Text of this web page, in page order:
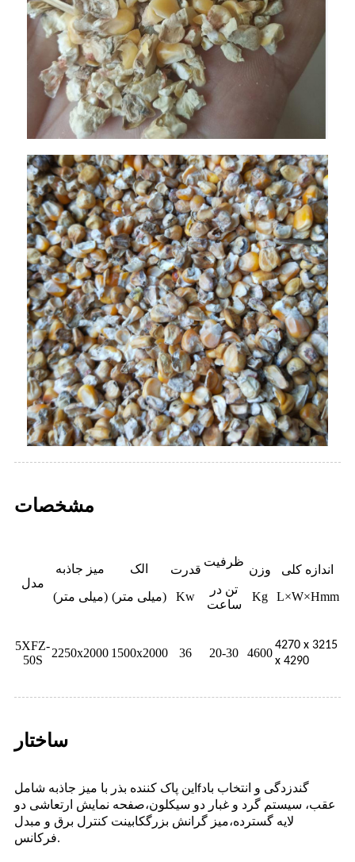
مشخصات
مدل
میز جاذبه
(میلی متر)
الک
(میلی متر)
قدرت
Kw
ظرفیت
تن در
ساعت
وزن
Kg
اندازه کلی
L×W×Hmm
5XFZ-
50S
2250x2000 1500x2000 36 20-30 4600
4270 x 3215
x 4290
ساختار
این پاک کننده بذر با میز جاذبه شامل fگندزدگی و انتخاب باد
عقب، سیستم گرد و غبار دو سیکلون،صفحه نمایش ارتعاشی دو
لایه گسترده،میز گرانش بزرگکابینت کنترل برق و مبدل
فرکانس.